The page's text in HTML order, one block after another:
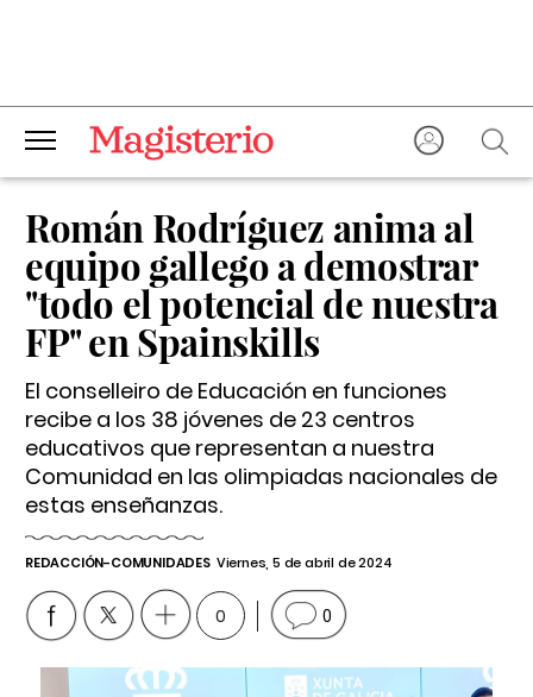
Román Rodríguez anima al
equipo gallego a demostrar
"todo el potencial de nuestra
FP" en Spainskills
El conselleiro de Educación en funciones
recibe a los 38 jóvenes de 23 centros
educativos que representan a nuestra
Comunidad en las olimpiadas nacionales de
estas enseñanzas.
REDACCIÓN-COMUNIDADES Viernes, 5 de abril de 2024
0 0